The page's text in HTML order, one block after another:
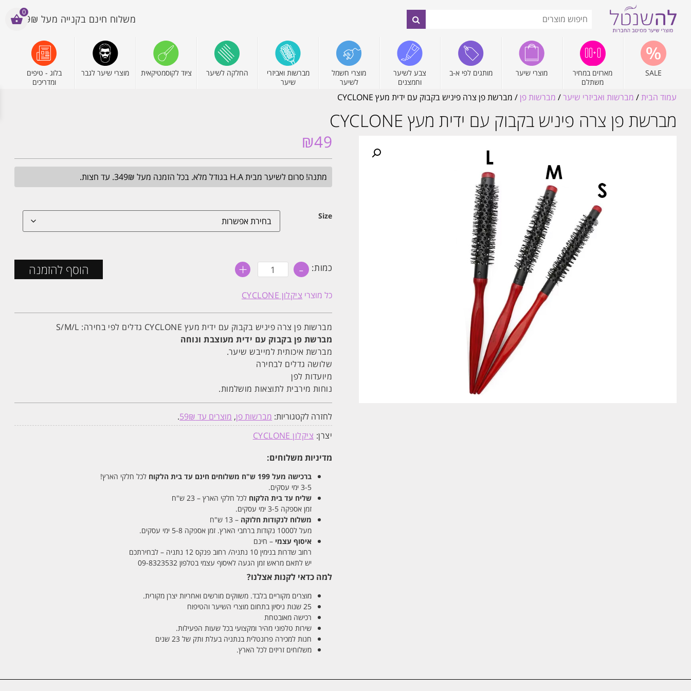
משלוח חינם בקנייה מעל 199₪
SALE
מארזים במחיר
משתלם
מוצרי שיער מותגים לפי א-ב
צבע לשיער
וחמצנים
מוצרי חשמל
לשיער
מברשות ואביזרי
שיער
החלקה לשיער ציוד לקוסמטיקאית מוצרי שיער לגבר
בלוג - טיפים
ומדריכים
עמוד הבית/ מברשות ואביזרי שיער/ מברשות פן/ מברשת פן צרה פיניש בקבוק עם ידית מעץ CYCLONE
מברשת פן צרה פיניש בקבוק עם ידית מעץ CYCLONE
₪49
מתנה! סרום לשיער מבית H.A בגודל מלא. בכל הזמנה מעל 349₪. עד חצות.
Size
כמות: - כמות
של
צרה
בקבוק
עם
ידית
מעץ
CYCLONE
+ הוסף להזמנה
כל מוצרי ציקלון CYCLONE
מברשות פן צרה פיניש בקבוק עם ידית מעץ CYCLONE גדלים לפי בחירה: S/M/L
מברשת פן בקבוק עם ידית מעוצבת ונוחה
מברשת איכותית למייבש שיער.
שלושה גדלים לבחירה
מיועדות לפן
נוחות מירבית לתוצאות מושלמות.
לחזרה לקטגוריות: מברשות פן, מוצרים עד 59₪
.
יצרן: ציקלון CYCLONE
מדיניות משלוחים:
ברכישה מעל 199 ש"ח משלוחים חינם עד בית הלקוח לכל חלקי הארץ!
3-5 ימי עסקים.
שליח עד בית הלקוח לכל חלקי הארץ – 23 ש"ח
זמן אספקה 3-5 ימי עסקים.
משלוח לנקודות חלוקה – 13 ש"ח
מעל ל1000 נקודות ברחבי הארץ. זמן אספקה 5-8 ימי עסקים.
איסוף עצמי – חינם
רחוב שדרות בנימין 10 נתניה/ רחוב פנקס 12 נתניה – לבחירתכם
יש לתאם מראש זמן הגעה לאיסוף עצמי בטלפון 09-8323532
למה כדאי לקנות אצלנו?
מוצרים מקוריים בלבד. משווקים מורשים ואחריות יצרן מקורית.
25 שנות ניסיון בתחום מוצרי השיער והטיפוח
רכישה מאובטחת
שירות טלפוני מהיר ומקצועי בכל שעות הפעילות.
חנות למכירה פרונטלית בנתניה בעלת ותק של 23 שנים
משלוחים זריזים לכל הארץ.
0